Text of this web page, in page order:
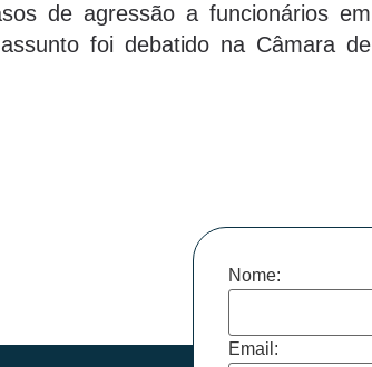
de agressão a funcionários em
foi debatido na Câmara de
Nome:
Email: